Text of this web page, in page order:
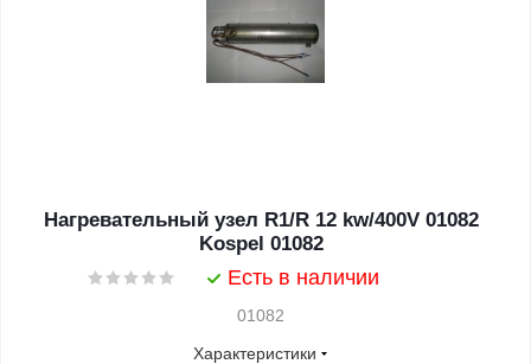
Нагревательный узел R1/R 12 kw/400V 01082
Kospel 01082
Есть в наличии
01082
Характеристики